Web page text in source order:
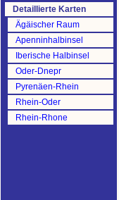
Detaillierte Karten
Ägäischer Raum
Apenninhalbinsel
Iberische Halbinsel
Oder-Dnepr
Pyrenäen-Rhein
Rhein-Oder
Rhein-Rhone